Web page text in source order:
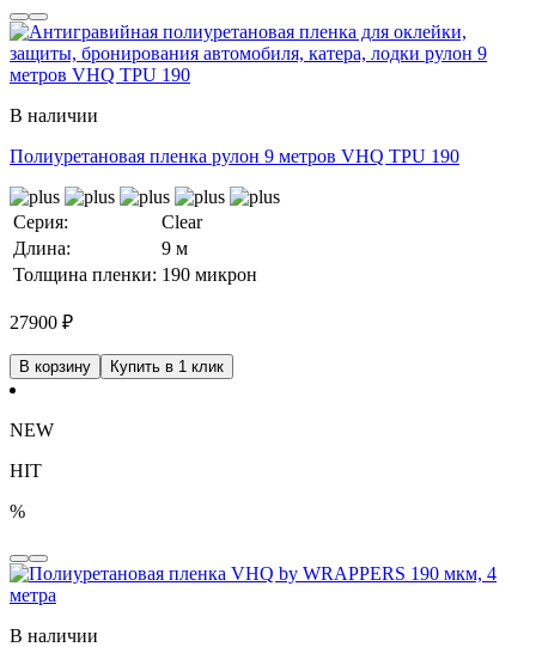
В наличии
Полиуретановая пленка рулон 9 метров VHQ TPU 190
Серия:
Clear
Длина:
9 м
Толщина пленки: 190 микрон
27900 ₽
В корзину Купить в 1 клик
NEW
HIT
%
В наличии